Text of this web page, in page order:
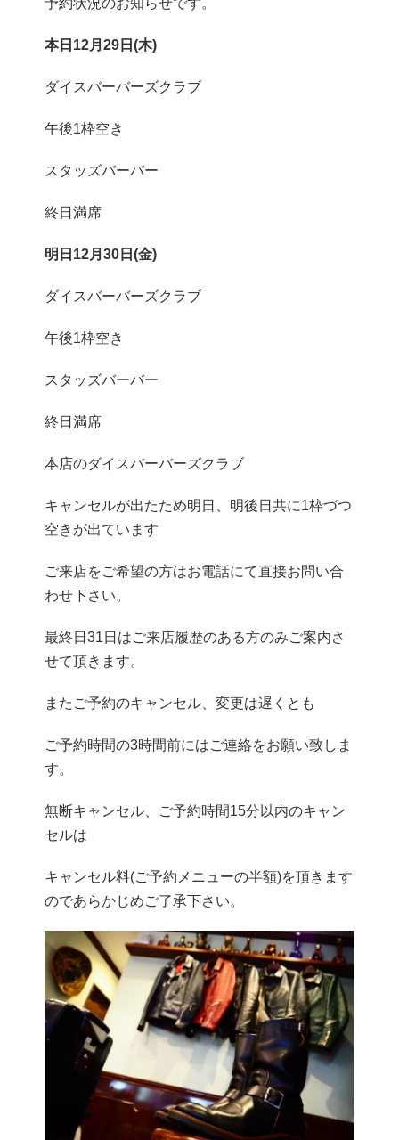
予約状況のお知らせです。
本日12月29日(木)
ダイスバーバーズクラブ
午後1枠空き
スタッズバーバー
終日満席
明日12月30日(金)
ダイスバーバーズクラブ
午後1枠空き
スタッズバーバー
終日満席
本店のダイスバーバーズクラブ
キャンセルが出たため明日、明後日共に1枠づつ
空きが出ています
ご来店をご希望の方はお電話にて直接お問い合
わせ下さい。
最終日31日はご来店履歴のある方のみご案内さ
せて頂きます。
またご予約のキャンセル、変更は遅くとも
ご予約時間の3時間前にはご連絡をお願い致しま
す。
無断キャンセル、ご予約時間15分以内のキャン
セルは
キャンセル料(ご予約メニューの半額)を頂きます
のであらかじめご了承下さい。